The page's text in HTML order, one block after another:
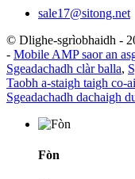
sale17@sitong.net
© Dlighe-sgrìobhaidh -
- Mobile AMP saor an
Sgeadachadh clàr balla,
Taobh a-staigh taigh co-
Sgeadachadh dachaigh
Fòn